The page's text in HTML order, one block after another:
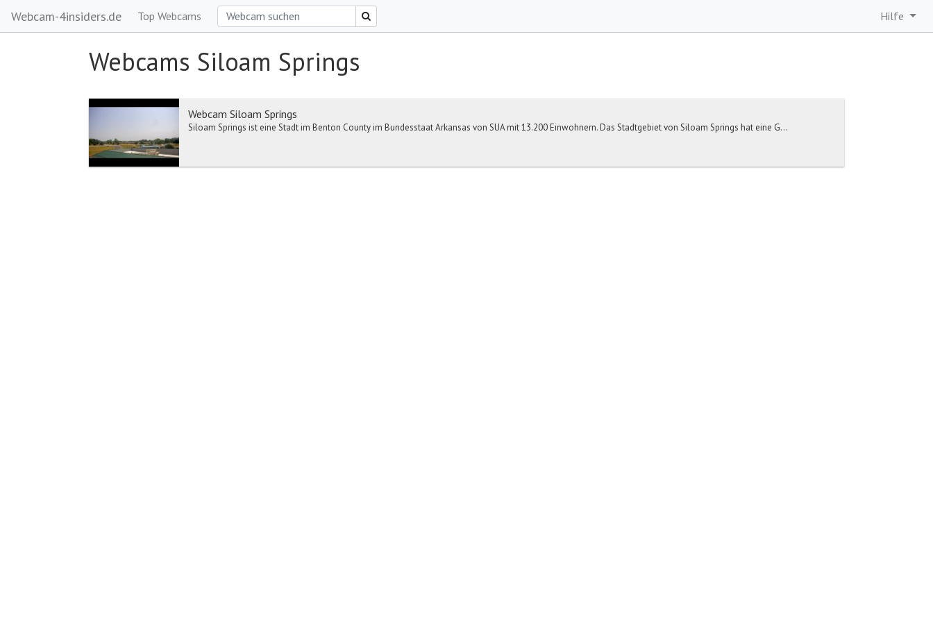
Webcam-4insiders.de Top Webcams Hilfe
Webcams Siloam Springs
Webcam Siloam Springs
Siloam Springs ist eine Stadt im Benton County im Bundesstaat Arkansas von SUA mit 13.200 Einwohnern. Das Stadtgebiet von Siloam Springs hat eine G...